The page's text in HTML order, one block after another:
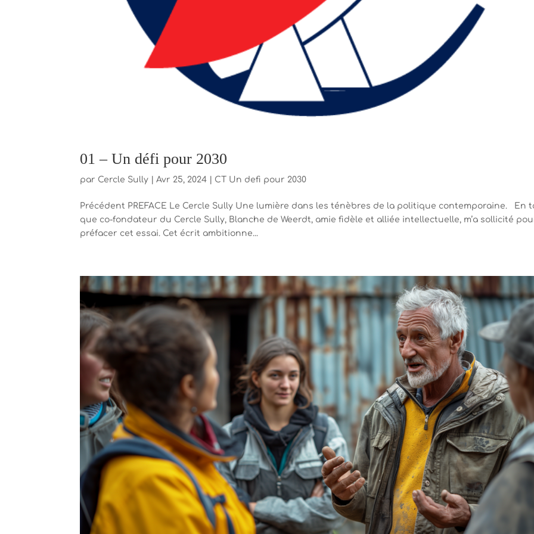
01 – Un défi pour 2030
par Cercle Sully |Avr 25, 2024 CT Un defi pour 2030
Précédent PREFACE Le Cercle Sully Une lumière dans les ténèbres de la politique contemporaine. En
que co-fondateur du Cercle Sully, Blanche de Weerdt, amie fidèle et alliée intellectuelle, m’a sollicité
préfacer cet essai. Cet écrit ambitionne...